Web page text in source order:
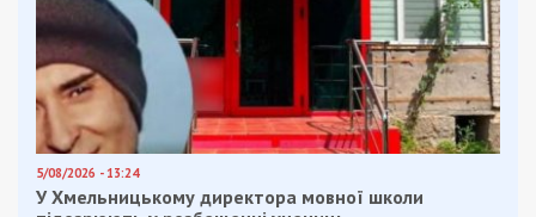
5/08/2026 - 13:24
У Хмельницькому директора мовної школи